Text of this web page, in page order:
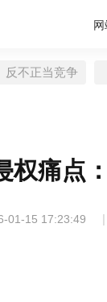
反不正当竞争
权痛点
01-15 17:23:49 |